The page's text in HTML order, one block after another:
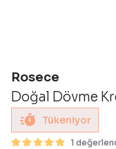
Rosece
Doğal Dövme
Tükeniyor
1